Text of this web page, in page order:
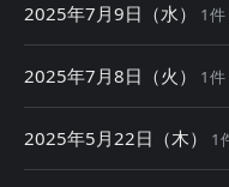
2025年7月9日（水） 1件
2025年7月8日（火） 1件
2025年5月22日（木） 1